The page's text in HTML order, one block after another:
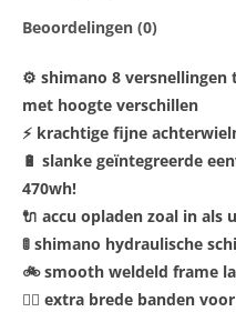
Beoordelingen (0)
⚙️ shimano 8 versnellingen
met hoogte verschillen
⚡ krachtige fijne
🔋 slanke geïntegreerde
470wh!
🔌 accu opladen zoal in als
🚦 shimano hydraulische
🚲 smooth weldeld frame
🚵‍♀️ extra brede banden